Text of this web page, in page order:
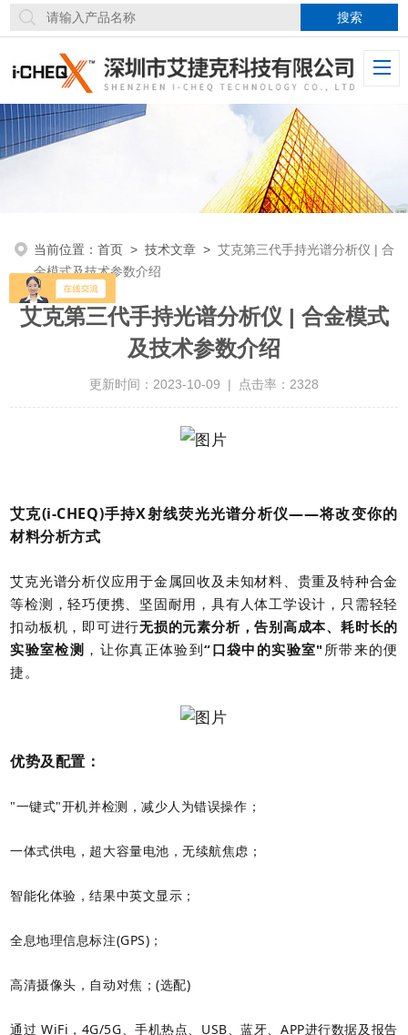
当前位置：首页 >技术文章 >艾克第三代手持光谱分析仪 | 合
金模式及技术参数介绍
艾克第三代手持光谱分析仪 | 合金模式
及技术参数介绍
更新时间：2023-10-09 | 点击率：2328
艾克(i-CHEQ)手持X射线荧光光谱分析仪——将改变你的
材料分析方式
艾克光谱分析仪应用于金属回收及未知材料、贵重及特种合金
等检测，轻巧便携、坚固耐用，具有人体工学设计，只需轻轻
扣动板机，即可进行无损的元素分析，告别高成本、耗时长的
实验室检测 ，让你真正体验到“口袋中的实验室" 所带来的便
捷。
优势及配置：
"一键式"开机并检测，减少人为错误操作；
一体式供电，超大容量电池，无续航焦虑；
智能化体验，结果中英文显示；
全息地理信息标注(GPS)；
高清摄像头，自动对焦；(选配)
通过 WiFi，4G/5G、手机热点、USB、蓝牙、APP进行数据及报告